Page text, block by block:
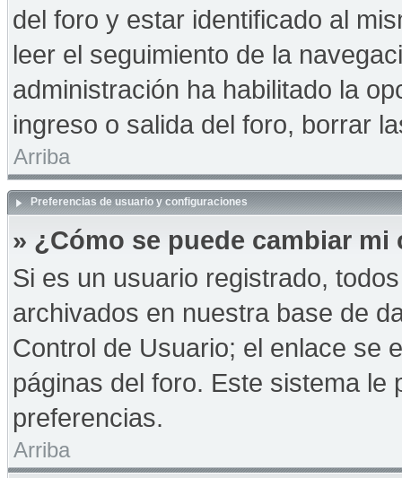
del foro y estar identificado al
leer el seguimiento de la
administración ha habilitado la
ingreso o salida del foro, borrar
Arriba
Preferencias de usuario y configuraciones
» ¿Cómo se puede cambiar
Si es un usuario registrado,
archivados en nuestra base de
Control de Usuario; el enlace se
páginas del foro. Este sistema
preferencias.
Arriba